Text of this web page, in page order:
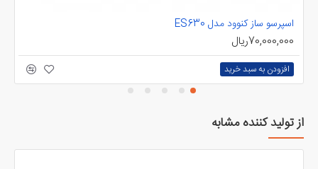
اسپرسو ساز کنوود مدل ES630
70,000,000ریال
افزودن به سبد خرید
از تولید کننده مشابه